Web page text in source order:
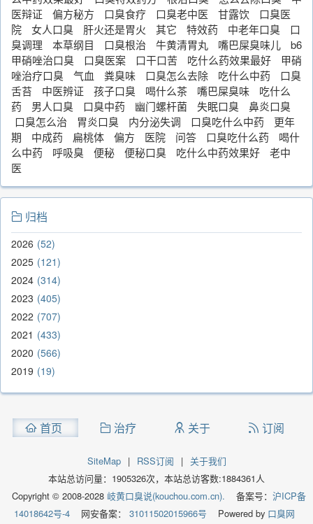
医辩证
偏方秘方 口臭食疗 口臭老中医 甘露饮
口臭医
院
女人口臭 肝火还是胃火 其它 特效药 中老年口臭
口
臭调理
本草纲目 口臭根治 牛黄清胃丸 嘴巴屎臭味儿
b6
甲硝唑治口臭
口臭医案 口干口苦 吃什么药效果最好
甲硝
唑治疗口臭
气血 粪臭味 口臭怎么去除 吃什么中药
口臭
舌苔
中医辨证 孩子口臭 喝什么茶 嘴巴屎臭味
吃什么
药
男人口臭 口臭中药 幽门螺杆菌 失眠口臭
鼻炎口臭
口臭怎么治
胃炎口臭 内分泌失调 口臭吃什么中药
更年
期
中成药 扁桃体 偏方 医院 问答 口臭吃什么药
喝什
么中药
呼吸臭 便秘 便秘口臭 吃什么中药效果好
老中
医
归档
2026 52
2025 121
2024 314
2023 405
2022 707
2021
433
2020 566
2019 19
首页 治疗 关于 订阅
SiteMap | RSS订阅 |
关于我们
本站总访问量： 1905326次，本站总访客数:1884361人
Copyright © 2008-2028 岐黄口臭说(kouchou.com.cn). 备案号： 沪ICP备
14018642号-4
网安备案： 31011502015966号 Powered by 口臭网